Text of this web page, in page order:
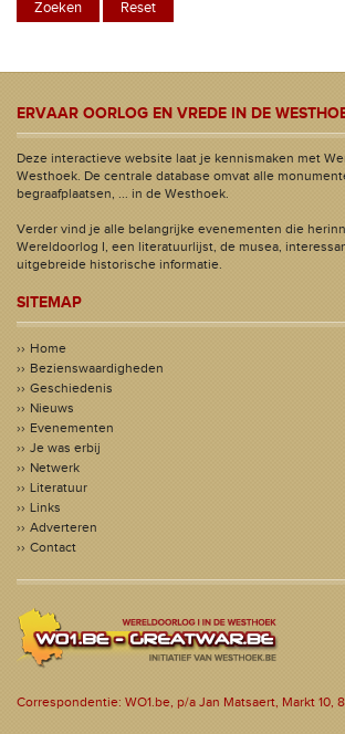
ERVAAR OORLOG EN VREDE IN DE
Deze interactieve website laat je kennismaken met
Westhoek. De centrale database omvat alle
begraafplaatsen, ... in de Westhoek.
Verder vind je alle belangrijke evenementen die
Wereldoorlog I, een literatuurlijst, de musea,
uitgebreide historische informatie.
SITEMAP
Home
Bezienswaardigheden
Geschiedenis
Nieuws
Evenementen
Je was erbij
Netwerk
Literatuur
Links
Adverteren
Contact
Correspondentie: WO1.be, p/a Jan Matsaert, Markt 10,